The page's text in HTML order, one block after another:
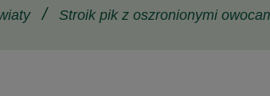
/ Stroik pik z oszronionymi